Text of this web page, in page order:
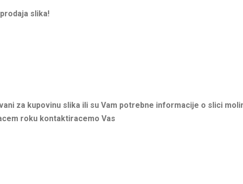
slika!
za kupovinu slika ili su Vam potrebne informacije o slici
roku kontaktiracemo Vas